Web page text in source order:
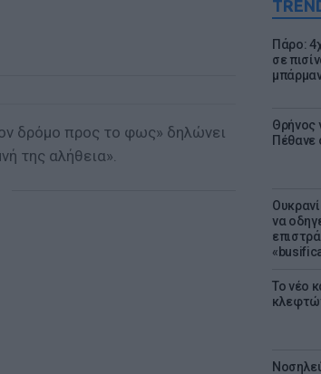
Πάρο:
σε
Θρήνος
Πέθανε
να
Το νέο
δρόμο προς το φως» δηλώνει
της αλήθεια».